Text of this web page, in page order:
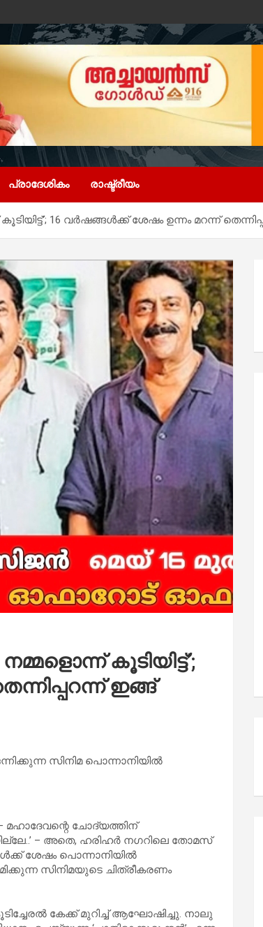
പ്രാദേശികം രാഷ്ട്രീയം
16 വർഷങ്ങൾക്ക് ശേഷം ഉന്നം മറന്ന്
കൂടിയിട്ട്’;
ഇങ്ങ്
സിനിമ പൊന്നാനിയിൽ
മഹാദേവന്റെ ചോദ്യത്തിന്
– അതെ, ഹരിഹർ നഗറിലെ തോമസ്
ശേഷം പൊന്നാനിയിൽ
സിനിമയുടെ ചിത്രീകരണം
കേക്ക് മുറിച്ച് ആഘോഷിച്ചു. നാലു